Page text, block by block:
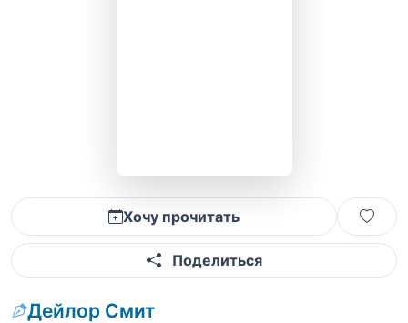
Хочу прочитать
Поделиться
Дейлор Смит